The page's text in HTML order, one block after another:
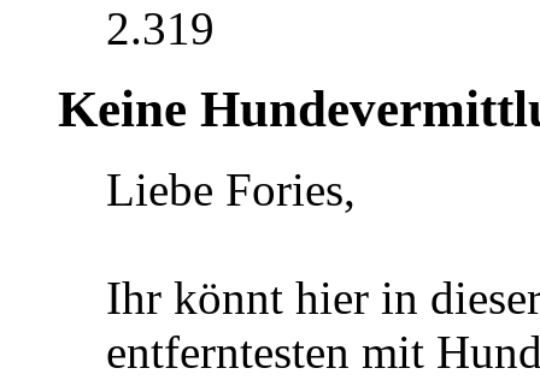
2.319
Keine
Liebe Fories,
Ihr könnt hier in
entferntesten mit